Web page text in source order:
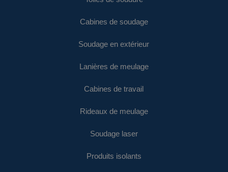
Cabines de soudage
Soudage en extérieur
Lanières de meulage
Cabines de travail
Rideaux de meulage
Soudage laser
Produits isolants